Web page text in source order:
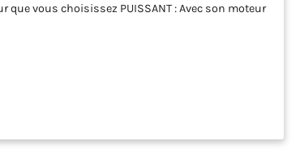
que vous choisissez PUISSANT : Avec son moteur
- le bol de mélange avec protection anti-
travail propre FACILE À UTILISER: Régulation
avec fonction d'impulsion, particulièrement
délicat VARIÉ : Les robots de cuisine de
étendus avec plus de 20 pièces individuelles
ACCESSOIRES INCLUS : Ensemble de
comprenant un batteur K, un fouet et un crochet